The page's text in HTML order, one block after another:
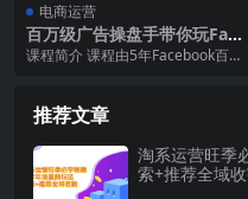
电商运营
百万级广告操盘手带你玩Face
book全系列投放：运营和广
课程简介 课程由5年Facebook百万
推荐文章
淘系运营旺季
索+推荐全域收